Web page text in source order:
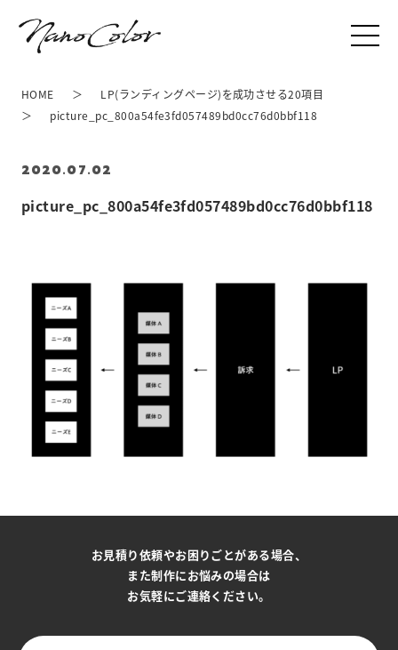
picture_pc_800a54fe3fd057489bd0cc76d0bbf118
2020.07.02
HOME
LP(ランディングページ)を成功させる20項目
picture_pc_800a54fe3fd057489bd0cc76d0bbf118
お見積り依頼やお困りごとがある場合、
また制作にお悩みの場合は
お気軽にご連絡ください。